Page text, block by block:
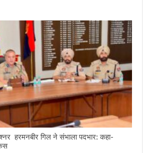
हरमनबीर गिल ने संभाला पदभार: कहा-